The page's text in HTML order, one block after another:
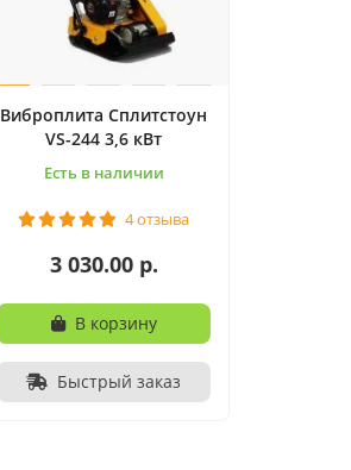
Виброплита Сплитстоун
VS-244 3,6 кВт
Есть в наличии
4 отзыва
3 030.00 р.
В корзину
Быстрый заказ